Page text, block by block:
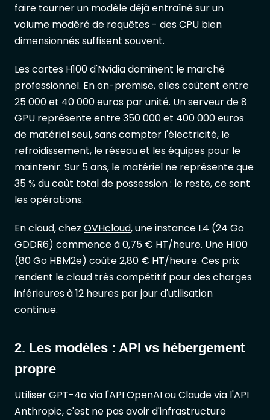
faire tourner un modèle déjà entraîné sur un
volume modéré de requêtes - des CPU bien
dimensionnés suffisent souvent.
Les cartes H100 d'Nvidia dominent le marché
professionnel. En on-premise, elles coûtent entre
25 000 et 40 000 euros par unité. Un serveur de 8
GPU représente entre 350 000 et 400 000 euros
de matériel seul, sans compter l'électricité, le
refroidissement, le réseau et les équipes pour le
maintenir. Sur 5 ans, le matériel ne représente que
35 % du coût total de possession : le reste, ce sont
les opérations.
En cloud, chez OVHcloud, une instance L4 (24 Go
GDDR6) commence à 0,75 € HT/heure. Une H100
(80 Go HBM2e) coûte 2,80 € HT/heure. Ces prix
rendent le cloud très compétitif pour des charges
inférieures à 12 heures par jour d'utilisation
continue.
2. Les modèles : API vs hébergement
propre
Utiliser GPT-4o via l'API OpenAI ou Claude via l'API
Anthropic, c'est ne pas avoir d'infrastructure